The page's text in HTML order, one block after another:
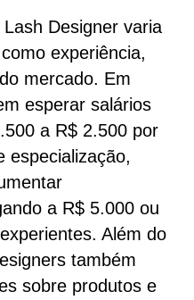
Designer varia
experiência,
mercado. Em
esperar salários
a R$ 2.500 por
especialização,
a R$ 5.000 ou
Além do
também
sobre produtos e